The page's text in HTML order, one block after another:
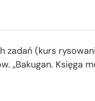
zadań (kurs
„Bakugan. Księga